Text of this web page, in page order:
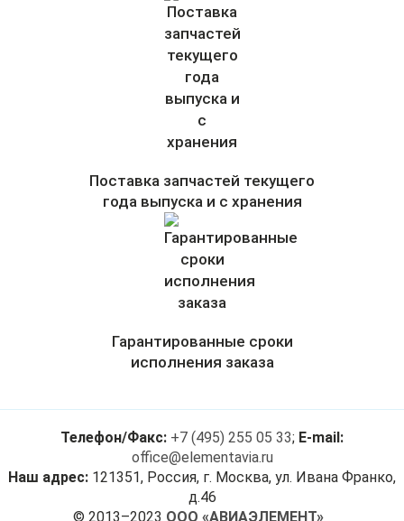
Поставка запчастей текущего
года выпуска и с хранения
Гарантированные сроки
исполнения заказа
Телефон/Факс: +7 (495) 255 05 33; E-mail:
office@elementavia.ru
Наш адрес: 121351, Россия, г. Москва, ул. Ивана Франко,
д.46
© 2013–2023 ООО «АВИАЭЛЕМЕНТ»